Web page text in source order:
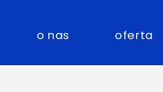
o nas oferta